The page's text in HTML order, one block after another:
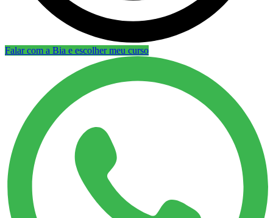
Falar com a Bia e escolher meu curso